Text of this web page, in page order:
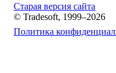
Старая версия сайта
© Tradesoft, 1999–2026
Политика